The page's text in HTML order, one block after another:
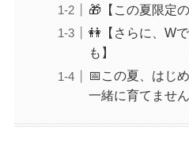
🎁【この夏限定
👭【さらに、W
も】
📅この夏、はじ
一緒に育てませ